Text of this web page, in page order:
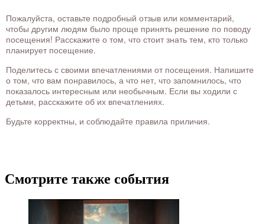
Пожалуйста, оставьте подробный отзыв или комментарий,
чтобы другим людям было проще принять решение по поводу
посещения! Расскажите о том, что стоит знать тем, кто только
планирует посещение.
Поделитесь с своими впечатлениями от посещения. Напишите
о том, что вам понравилось, а что нет, что запомнилось, что
показалось интересным или необычным. Если вы ходили с
детьми, расскажите об их впечатлениях.
Будьте корректны, и соблюдайте правила приличия.
Смотрите также события